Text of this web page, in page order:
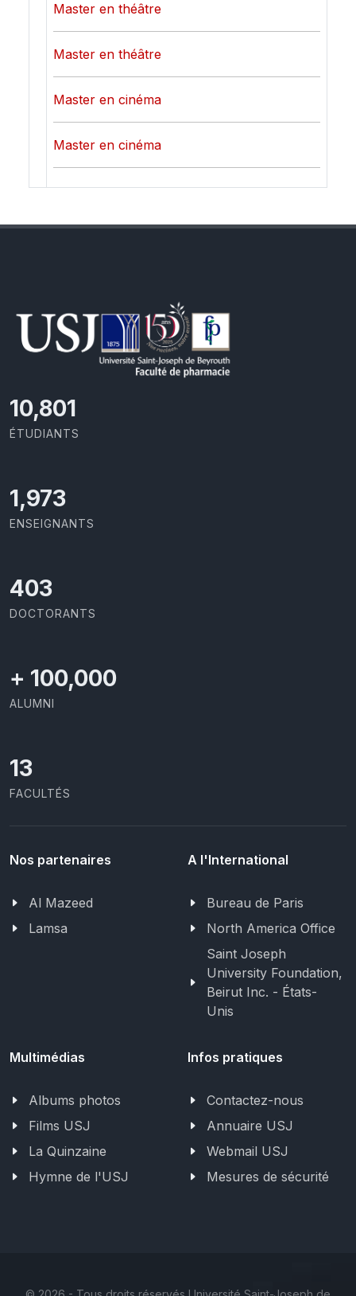
Master en théâtre
Master en théâtre
Master en cinéma
Master en cinéma
11,418
ÉTUDIANTS
2,086
ENSEIGNANTS
426
DOCTORANTS
+ 100,000
ALUMNI
13
FACULTÉS
Nos partenaires
Al Mazeed
Lamsa
A l'International
Bureau de Paris
North America Office
Saint Joseph
University Foundation,
Beirut Inc. - États-
Unis
Multimédias
Albums photos
Films USJ
La Quinzaine
Hymne de l'USJ
Infos pratiques
Contactez-nous
Annuaire USJ
Webmail USJ
Mesures de sécurité